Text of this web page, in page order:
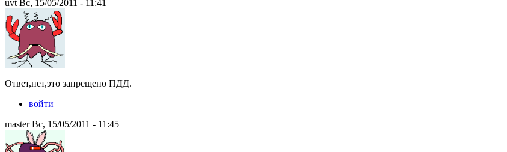
uvt Вс, 15/05/2011 - 11:41
Ответ,нет,это запрещено ПДД.
войти
master Вс, 15/05/2011 - 11:45